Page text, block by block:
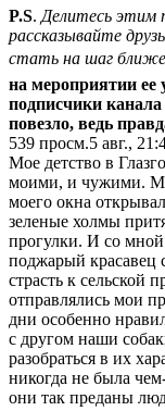
P.S. Делитесь этим
рассказывайте
стать на шаг
на мероприятии ее
подписчики
повезло, ведь
539 просм.5 авг.,
Мое детство в
моими, и чужими.
моего окна
зеленые холмы
прогулки. И со мной
поджарый красавец
страсть к сельской
отправлялись мои
дни особенно
с другом наши
разобраться в их
никогда не была
они так преданы